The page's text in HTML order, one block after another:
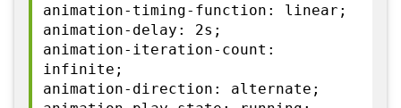
animation-timing-function: linear;
animation-delay: 2s;
animation-iteration-count:
infinite;
animation-direction: alternate;